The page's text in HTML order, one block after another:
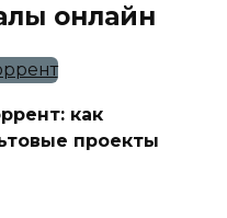
онлайн
как
проекты